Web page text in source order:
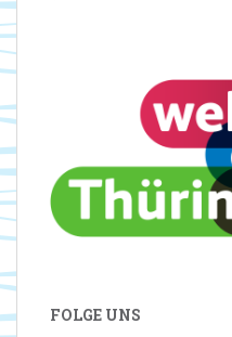
FOLGE UNS